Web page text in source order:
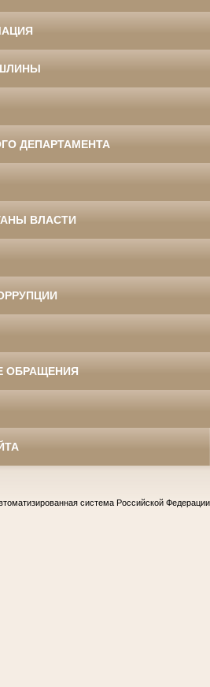
ДЕПАРТАМЕНТА
ВЛАСТИ
ОБРАЩЕНИЯ
система Российской